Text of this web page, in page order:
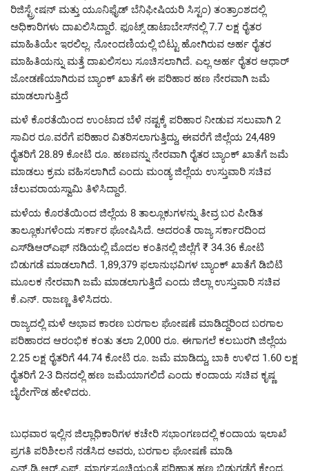
ರಿಜಿಸ್ಟ್ರೇಷನ್‌ ಮತ್ತು ಯೂನಿಫೈಡ್ ಬೆನಿಫೀಷಿಯರಿ ಸಿಸ್ಟಂ) ತಂತ್ರಾಂಶದಲ್ಲಿ
ಅಧಿಕಾರಿಗಳು ದಾಖಲಿಸಿದ್ದಾರೆ. ಫೂಟ್ಸ್ ಡಾಟಾಬೇಸ್‌ನಲ್ಲಿ 7.7 ಲಕ್ಷ ರೈತರ
ಮಾಹಿತಿಯೇ ಇರಲಿಲ್ಲ. ನೋಂದಣಿಯಲ್ಲಿ ಬಿಟ್ಟು ಹೋಗಿರುವ ಅರ್ಹ ರೈತರ
ಮಾಹಿತಿಯನ್ನು ಮತ್ತೆ ದಾಖಲಿಸಲು ಸೂಚಿಸಲಾಗಿದೆ. ಎಲ್ಲ ಅರ್ಹ ರೈತರ ಆಧಾರ್
ಜೋಡಣೆಯಾಗಿರುವ ಬ್ಯಾಂಕ್ ಖಾತೆಗೆ ಈ ಪರಿಹಾರ ಹಣ ನೇರವಾಗಿ ಜಮೆ
ಮಾಡಲಾಗುತ್ತಿದೆ
ಮಳೆ ಕೊರತೆಯಿಂದ ಉಂಟಾದ ಬೆಳೆ ನಷ್ಟಕ್ಕೆ ಪರಿಹಾರ ನೀಡುವ ಸಲುವಾಗಿ 2
ಸಾವಿರ ರೂ.ವರೆಗೆ ಪರಿಹಾರ ವಿತರಿಸಲಾಗುತ್ತಿದ್ದು, ಈವರೆಗೆ ಜಿಲ್ಲೆಯ 24,489
ರೈತರಿಗೆ 28.89 ಕೋಟಿ ರೂ. ಹಣವನ್ನು ನೇರವಾಗಿ ರೈತರ ಬ್ಯಾಂಕ್ ಖಾತೆಗೆ ಜಮೆ
ಮಾಡಲು ಕ್ರಮ ವಹಿಸಲಾಗಿದೆ ಎಂದು ಮಂಡ್ಯ ಜಿಲ್ಲೆಯ ಉಸ್ತುವಾರಿ ಸಚಿವ
ಚೆಲುವರಾಯಸ್ವಾಮಿ ತಿಳಿಸಿದ್ದಾರೆ.
ಮಳೆಯ ಕೊರತೆಯಿಂದ ಜಿಲ್ಲೆಯ 8 ತಾಲ್ಲೂಕುಗಳನ್ನು ತೀವ್ರ ಬರ ಪೀಡಿತ
ತಾಲ್ಲೂಕುಗಳೆಂದು ಸರ್ಕಾರ ಘೋಷಿಸಿದೆ. ಅದರಂತೆ ರಾಜ್ಯ ಸರ್ಕಾರದಿಂದ
ಎಸ್‌ಡಿಆರ್‌ಎಫ್‌ ನಡಿಯಲ್ಲಿ ಮೊದಲ ಕಂತಿನಲ್ಲಿ ಜಿಲ್ಲೆಗೆ ₹ 34.36 ಕೋಟಿ
ಬಿಡುಗಡೆ ಮಾಡಲಾಗಿದೆ. 1,89,379 ಫಲಾನುಭವಿಗಳ ಬ್ಯಾಂಕ್‌ ಖಾತೆಗೆ ಡಿಬಿಟಿ
ಮೂಲಕ ನೇರವಾಗಿ ಜಮೆ ಮಾಡಲಾಗುತ್ತಿದೆ ಎಂದು ಜಿಲ್ಲಾ ಉಸ್ತುವಾರಿ ಸಚಿವ
ಕೆ.ಎನ್. ರಾಜಣ್ಣ ತಿಳಿಸಿದರು.
ರಾಜ್ಯದಲ್ಲಿ ಮಳೆ ಅಭಾವ ಕಾರಣ ಬರಗಾಲ ಘೋಷಣೆ ಮಾಡಿದ್ದರಿಂದ ಬರಗಾಲ
ಪರಿಹಾರದ ಆರಂಭಿಕ ಕಂತು ತಲಾ 2,000 ರೂ. ಈಗಾಗಲೆ ಕಲಬುರಗಿ ಜಿಲ್ಲೆಯ
2.25 ಲಕ್ಷ ರೈತರಿಗೆ 44.74 ಕೋಟಿ ರೂ. ಜಮೆ ಮಾಡಿದ್ದು, ಬಾಕಿ ಉಳಿದ 1.60 ಲಕ್ಷ
ರೈತರಿಗೆ 2-3 ದಿನದಲ್ಲಿ ಹಣ ಜಮೆಯಾಗಲಿದೆ ಎಂದು ಕಂದಾಯ ಸಚಿವ ಕೃಷ್ಣ
ಬೈರೇಗೌಡ ಹೇಳಿದರು.
ಬುಧವಾರ ಇಲ್ಲಿನ ಜಿಲ್ಲಾಧಿಕಾರಿಗಳ ಕಚೇರಿ ಸಭಾಂಗಣದಲ್ಲಿ ಕಂದಾಯ ಇಲಾಖೆ
ಪ್ರಗತಿ ಪರಿಶೀಲನೆ ನಡೆಸಿದ ಅವರು, ಬರಗಾಲ ಘೋಷಣೆ ಮಾಡಿ
ಎನ್.ಡಿ.ಆ‌ರ್.ಎಫ್. ಮಾರ್ಗಸೂಚಿಯಂತೆ ಪರಿಹಾತ ಹಣ ಬಿಡುಗಡೆಗೆ ಕೇಂದ್ರ